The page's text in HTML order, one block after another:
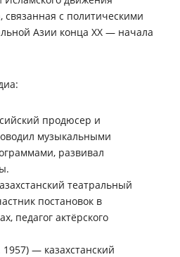
связанная с политическими
Азии конца XX — начала
продюсер и
музыкальными
развивал
театральный
постановок в
педагог актёрского
— казахстанский